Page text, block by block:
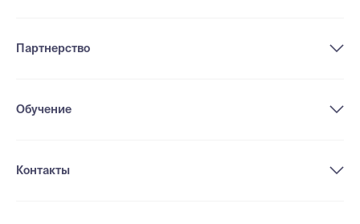
Партнерство
Обучение
Контакты